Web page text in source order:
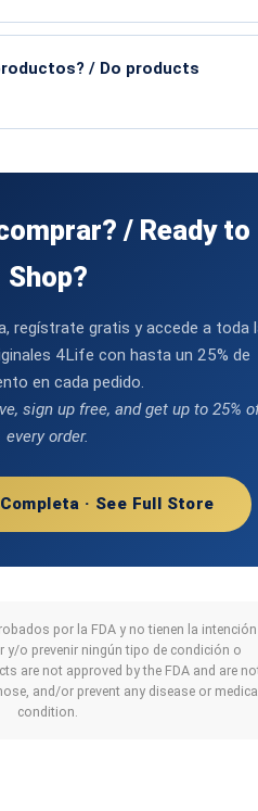
/ Do products
/ Ready to
Shop?
regístrate gratis y accede a toda
4Life con hasta un 25% de
en cada pedido.
sign up free, and get up to 25%
every order.
· See Full Store
por la FDA y no tienen la intención
y/o prevenir ningún tipo de condición o
are not approved by the FDA and are
and/or prevent any disease or
condition.